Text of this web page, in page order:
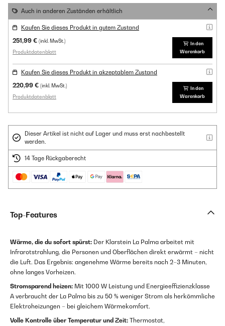
Auch in anderen Zuständen erhältlich
Kaufen Sie dieses Produkt in gutem Zustand
251,99 € (inkl. MwSt.)
Produktdatenblatt
In den
Warenkorb
Kaufen Sie dieses Produkt in akzeptablem Zustand
220,99 € (inkl. MwSt.)
Produktdatenblatt
In den
Warenkorb
Dieser Artikel ist nicht auf Lager und muss erst nachbestellt
werden.
14 Tage Rückgaberecht
Top-Features
Wärme, die du sofort spürst: Der Klarstein La Palma arbeitet mit
Infrarotstrahlung, die Personen und Oberflächen direkt erwärmt – nicht
die Luft. Das Ergebnis: angenehme Wärme bereits nach 2–3 Minuten,
ohne langes Vorheizen.
Stromsparend heizen: Mit 1000 W Leistung und Energieeffizienzklasse
A verbraucht der La Palma bis zu 50 % weniger Strom als herkömmliche
Elektroheizungen – bei gleichem Wärmekomfort.
Volle Kontrolle über Temperatur und Zeit: Thermostat,